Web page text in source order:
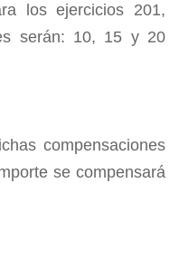
los ejercicios 201,
serán: 10, 15 y 20
compensaciones
se compensará